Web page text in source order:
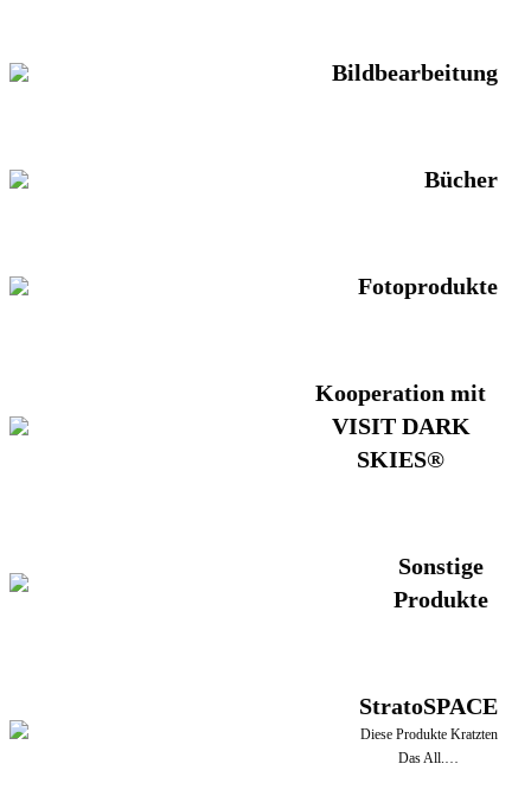
Bildbearbeitung
Bücher
Fotoprodukte
Kooperation mit
VISIT DARK
SKIES®
Sonstige
Produkte
StratoSPACE
Diese Produkte Kratzten
Das All.…